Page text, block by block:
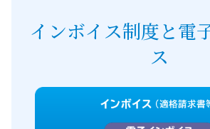
インボイス制度と電
ス